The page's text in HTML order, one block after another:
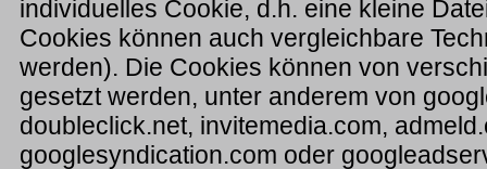
individuelles Cookie, d.h. eine kleine
Cookies können auch vergleichbare
werden). Die Cookies können von
gesetzt werden, unter anderem von
doubleclick.net, invitemedia.com,
googlesyndication.com oder